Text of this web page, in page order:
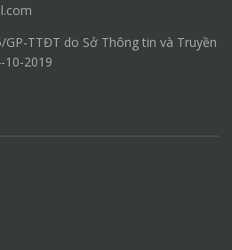
GP-TTĐT do Sở Thông tin và Truyền
10-2019